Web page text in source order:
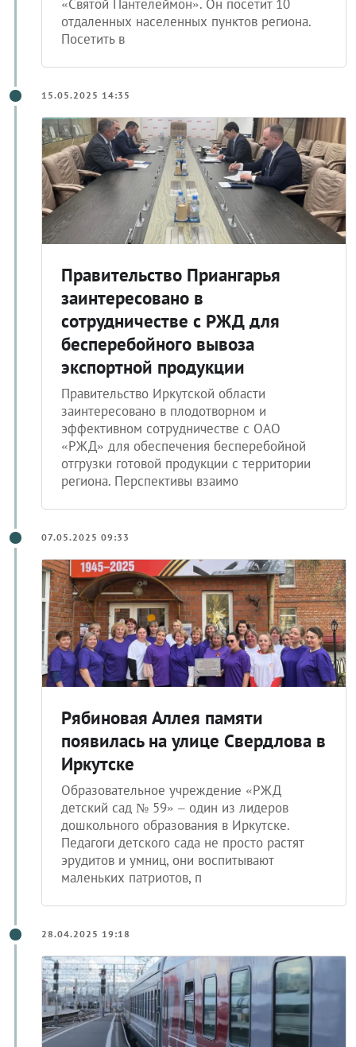
«Святой Пантелеймон». Он посетит 10
отдаленных населенных пунктов региона.
Посетить в
15.05.2025 14:35
Правительство Приангарья
заинтересовано в
сотрудничестве с РЖД для
бесперебойного вывоза
экспортной продукции
Правительство Иркутской области
заинтересовано в плодотворном и
эффективном сотрудничестве с ОАО
«РЖД» для обеспечения бесперебойной
отгрузки готовой продукции с территории
региона. Перспективы взаимо
07.05.2025 09:33
Рябиновая Аллея памяти
появилась на улице Свердлова в
Иркутске
Образовательное учреждение «РЖД
детский сад № 59» – один из лидеров
дошкольного образования в Иркутске.
Педагоги детского сада не просто растят
эрудитов и умниц, они воспитывают
маленьких патриотов, п
28.04.2025 19:18